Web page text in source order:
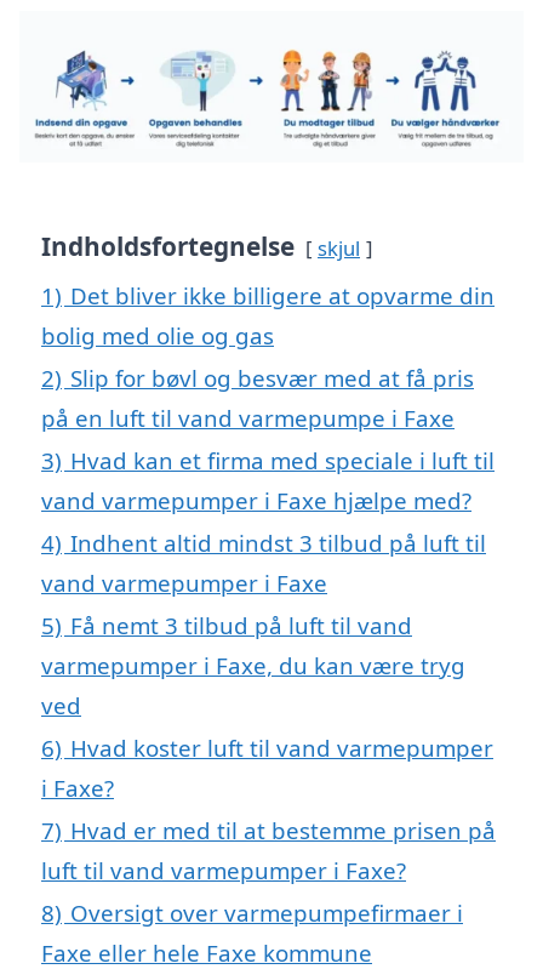
Indholdsfortegnelse skjul
1) Det bliver ikke billigere at opvarme din
bolig med olie og gas
2) Slip for bøvl og besvær med at få pris
på en luft til vand varmepumpe i Faxe
3) Hvad kan et firma med speciale i luft til
vand varmepumper i Faxe hjælpe med?
4) Indhent altid mindst 3 tilbud på luft til
vand varmepumper i Faxe
5) Få nemt 3 tilbud på luft til vand
varmepumper i Faxe, du kan være tryg
ved
6) Hvad koster luft til vand varmepumper
i Faxe?
7) Hvad er med til at bestemme prisen på
luft til vand varmepumper i Faxe?
8) Oversigt over varmepumpefirmaer i
Faxe eller hele Faxe kommune